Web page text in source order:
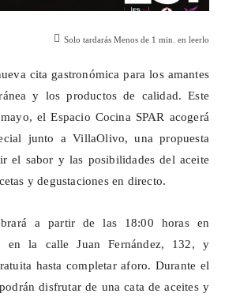
Solo tardarás Menos de 1 min. en leerlo
cita gastronómica para los amantes
y los productos de calidad. Este
el Espacio Cocina SPAR acogerá
junto aVillaOlivo, una propuesta
el sabor y las posibilidades del aceite
y degustaciones en directo.
a partir de las 18:00 horas en
en la calle Juan Fernández, 132, y
hasta completar aforo. Durante el
disfrutar de una cata de aceites y